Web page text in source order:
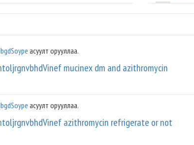
асуулт орууллаа.
mucinex dm and azithromycin
асуулт орууллаа.
azithromycin refrigerate or not